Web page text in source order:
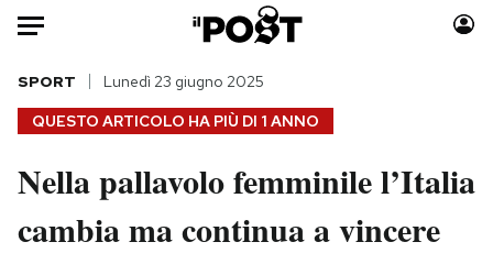
Auto
HOME
Italia
Politica
Moda
Consumismi
QUESTO ARTICOLO HA PIÙ DI 1 ANNO
SPORT Lunedì 23 giugno 2025
Nella pallavolo femminile l’Italia
cambia ma continua a vincere